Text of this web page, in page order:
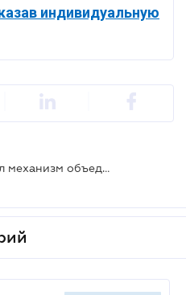
индивидуальную
Фонд госимущества внедрил механизм объединения санкционных активов в единые лоты для продажи